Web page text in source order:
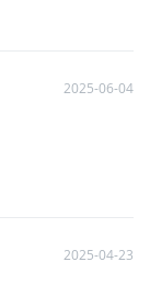
2025-06-04
2025-04-23